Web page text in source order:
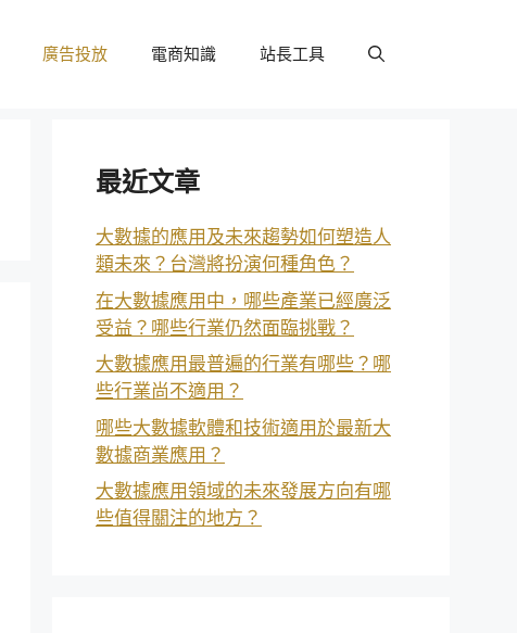
廣告投放 電商知識 站長工具
最近文章
大數據的應用及未來趨勢如何塑造人
類未來？台灣將扮演何種角色？
在大數據應用中，哪些產業已經廣泛
受益？哪些行業仍然面臨挑戰？
大數據應用最普遍的行業有哪些？哪
些行業尚不適用？
哪些大數據軟體和技術適用於最新大
數據商業應用？
大數據應用領域的未來發展方向有哪
些值得關注的地方？